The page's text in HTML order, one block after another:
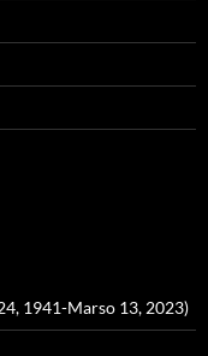
1941-Marso 13, 2023)